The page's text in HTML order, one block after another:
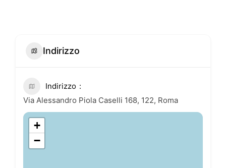
Indirizzo
Indirizzo
Via Alessandro Piola Caselli 168, 122, Roma
+
−